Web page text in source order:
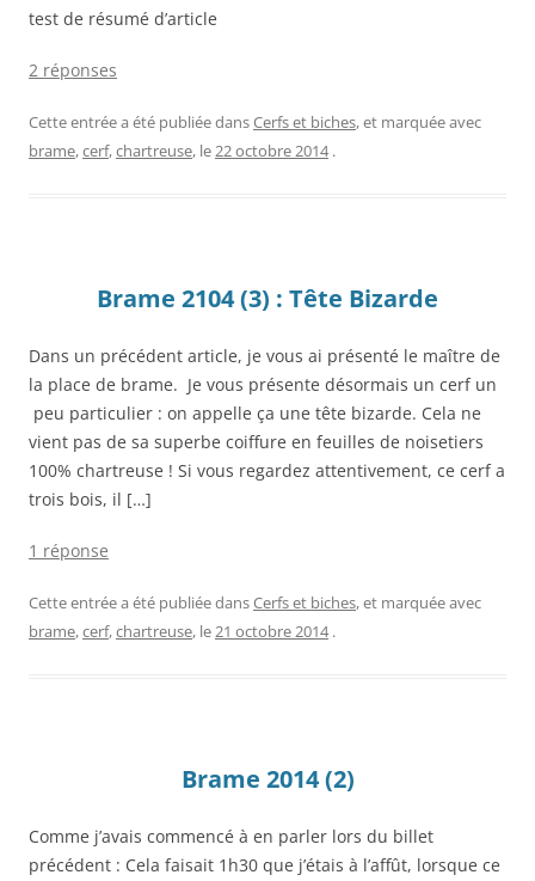
test de résumé d’article
2 réponses
Cette entrée a été publiée dansCerfs et biches, et marquée avec
brame,cerf,chartreuse, le22 octobre 2014 .
Brame 2104 (3) : Tête Bizarde
Dans un précédent article, je vous ai présenté le maître de
la place de brame. Je vous présente désormais un cerf un
peu particulier : on appelle ça une tête bizarde. Cela ne
vient pas de sa superbe coiffure en feuilles de noisetiers
100% chartreuse ! Si vous regardez attentivement, ce cerf a
trois bois, il […]
1 réponse
Cette entrée a été publiée dansCerfs et biches, et marquée avec
brame,cerf,chartreuse, le21 octobre 2014 .
Brame 2014 (2)
Comme j’avais commencé à en parler lors du billet
précédent : Cela faisait 1h30 que j’étais à l’affût, lorsque ce